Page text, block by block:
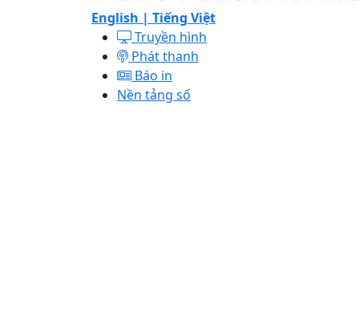
English | Tiếng Việt
Truyền hình
Phát thanh
Báo in
Nền tảng số